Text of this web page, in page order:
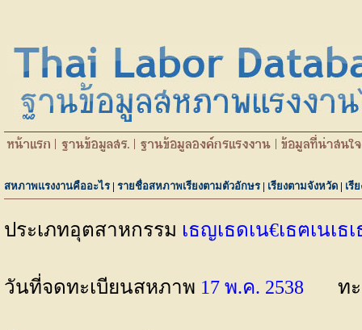
สหภาพแรงงานคืออะไร | รายชื่อสหภาพเรียงตามตัวอักษร | เรียงตามจังหวัด | เรี
ประเภทอุตสาหกรรม เธญเธดเน€เธฅเนเธ
วันที่จดทะเบียนสหภาพ 17 พ.ค. 2538 ท